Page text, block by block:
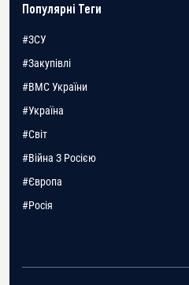
Популярні Теги
#ЗСУ
#Закупівлі
#ВМС України
#Україна
#Світ
#Війна З Росією
#Європа
#Росія